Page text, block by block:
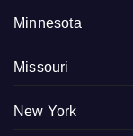
Minnesota
Missouri
New York